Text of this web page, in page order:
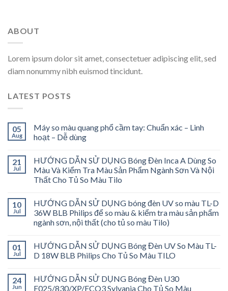
ABOUT
Lorem ipsum dolor sit amet, consectetuer adipiscing elit, sed
diam nonummy nibh euismod tincidunt.
LATEST POSTS
05
Aug
Máy so màu quang phổ cầm tay: Chuẩn xác – Linh
hoạt – Dễ dùng
21
Jul
HƯỚNG DẪN SỬ DỤNG Bóng Đèn Inca A Dùng So
Màu Và Kiểm Tra Màu Sản Phẩm Ngành Sơn Và Nội
Thất Cho Tủ So Màu Tilo
10
Jul
HƯỚNG DẪN SỬ DỤNG bóng đèn UV so màu TL-D
36W BLB Philips để so màu & kiểm tra màu sản phẩm
ngành sơn, nội thất (cho tủ so màu Tilo)
01
Jul
HƯỚNG DẪN SỬ DỤNG Bóng Đèn UV So Màu TL-
D 18W BLB Philips Cho Tủ So Màu TILO
24
Jun
HƯỚNG DẪN SỬ DỤNG Bóng Đèn U30
F025/830/XP/ECO3 Sylvania Cho Tủ So Màu